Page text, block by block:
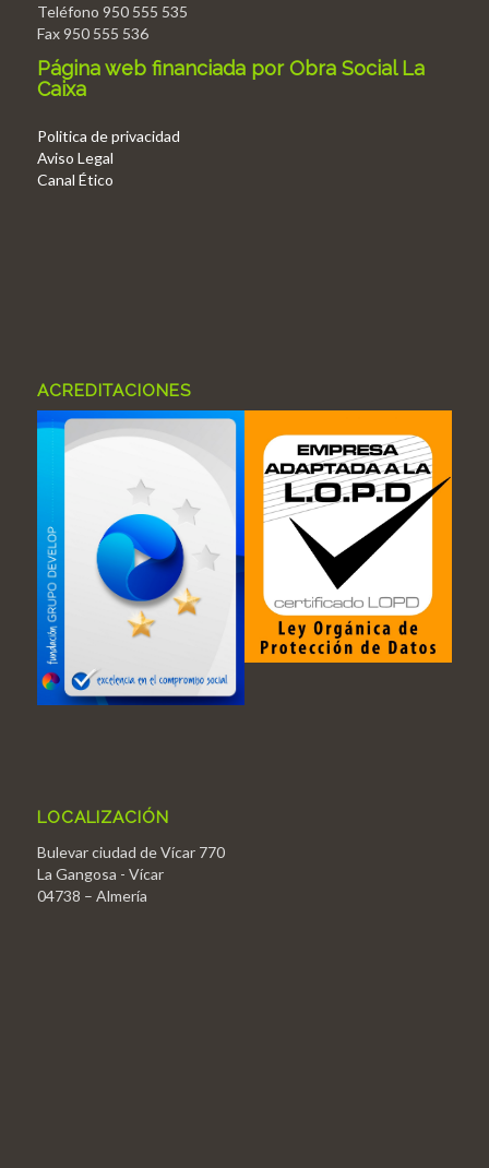
Teléfono 950 555 535
Fax 950 555 536
Página web financiada por Obra Social La
Caixa
Politica de privacidad
Aviso Legal
Canal Ético
ACREDITACIONES
LOCALIZACIÓN
Bulevar ciudad de Vícar 770
La Gangosa - Vícar
04738 – Almería